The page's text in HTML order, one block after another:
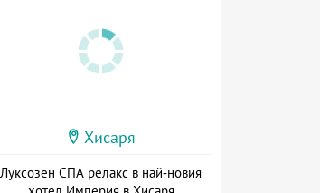
Хисаря
Луксозен СПА релакс в най-новия